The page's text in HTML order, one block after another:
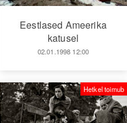
Eestlased Ameerika
katusel
02.01.1998 12:00
Hetkel toimub